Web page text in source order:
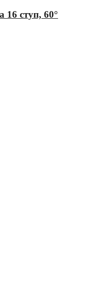
16 ступ, 60°